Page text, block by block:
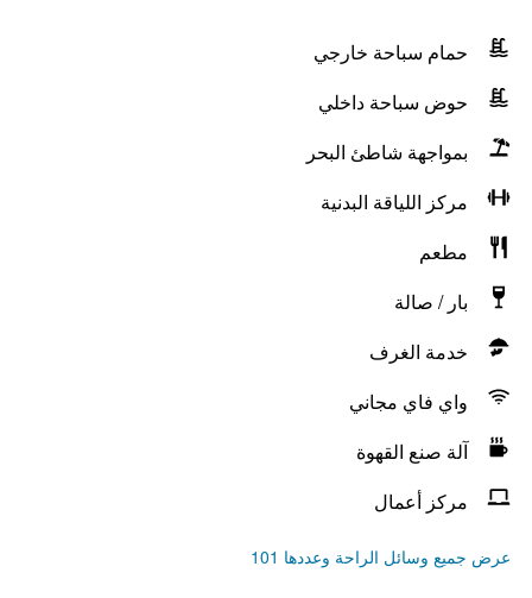
حمام سباحة خارجي
حوض سباحة داخلي
بمواجهة شاطئ البحر
مركز اللياقة البدنية
مطعم
بار / صالة
خدمة الغرف
واي فاي مجاني
آلة صنع القهوة
مركز أعمال
عرض جميع وسائل الراحة وعددها 101